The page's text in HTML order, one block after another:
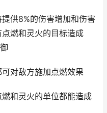
供8%的伤害增加和伤害
燃和灵火的目标造成
对敌方施加点燃效果
和灵火的单位都能造成